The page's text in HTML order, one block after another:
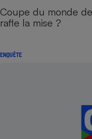
Coupe du monde
rafle la mise ?
ENQUÊTE